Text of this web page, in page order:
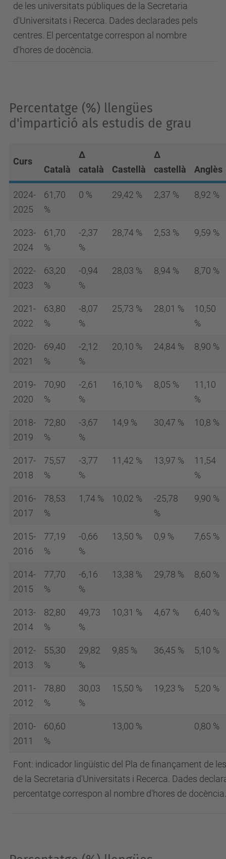
de les universitats públiques de la Secretaria
d'Universitats i Recerca. Dades declarades pels
centres. El percentatge correspon al nombre
d'hores de docència.
Percentatge (%) llengües
d'impartició als estudis de grau
Curs
Català
Δ
català
Castellà
Δ
castellà
Anglès
Font: indicador lingüístic del Pla de finançament de
de la Secretaria d'Universitats i Recerca. Dades
percentatge correspon al nombre d'hores de docència.
2024-
2025
61,70
%
0 % 29,42 % 2,37 % 8,92 %
2023-
2024
61,70
%
-2,37
%
28,74 % 2,53 % 9,59 %
2022-
2023
63,20
%
-0,94
%
28,03 % 8,94 % 8,70 %
2021-
2022
63,80
%
-8,07
%
25,73 % 28,01 %
10,50
%
2020-
2021
69,40
%
-2,12
%
20,10 % 24,84 % 8,90 %
2019-
2020
70,90
%
-2,61
%
16,10 % 8,05 %
11,10
%
2018-
2019
72,80
%
-3,67
%
14,9 % 30,47 % 10,8 %
2017-
2018
75,57
%
-3,77
%
11,42 % 13,97 %
11,54
%
2016-
2017
78,53
%
1,74 % 10,02 %
-25,78
%
9,90 %
2015-
2016
77,19
%
-0,66
%
13,50 % 0,9 % 7,65 %
2014-
2015
77,70
%
-6,16
%
13,38 % 29,78 % 8,60 %
2013-
2014
82,80
%
49,73
%
10,31 % 4,67 % 6,40 %
2012-
2013
55,30
%
29,82
%
9,85 % 36,45 % 5,10 %
2011-
2012
78,80
%
30,03
%
15,50 % 19,23 % 5,20 %
2010-
2011
60,60
%
13,00 % 0,80 %